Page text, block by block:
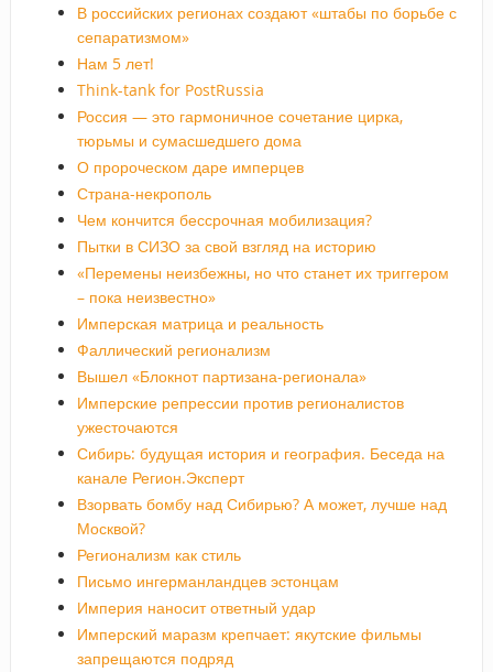
В российских регионах создают «штабы по борьбе с
сепаратизмом»
Нам 5 лет!
Think-tank for PostRussia
Россия — это гармоничное сочетание цирка,
тюрьмы и сумасшедшего дома
О пророческом даре имперцев
Страна-некрополь
Чем кончится бессрочная мобилизация?
Пытки в СИЗО за свой взгляд на историю
«Перемены неизбежны, но что станет их триггером
– пока неизвестно»
Имперская матрица и реальность
Фаллический регионализм
Вышел «Блокнот партизана-регионала»
Имперские репрессии против регионалистов
ужесточаются
Сибирь: будущая история и география. Беседа на
канале Регион.Эксперт
Взорвать бомбу над Сибирью? А может, лучше над
Москвой?
Регионализм как стиль
Письмо ингерманландцев эстонцам
Империя наносит ответный удар
Имперский маразм крепчает: якутские фильмы
запрещаются подряд